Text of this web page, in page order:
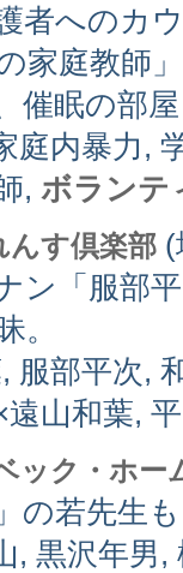
者へのカ
家庭教師
催眠の部
庭内暴力,
, ボランテ
んす倶楽部 (
ン「服部
。
服部平次,
遠山和葉,
ック・ホー
」の若先生
, 黒沢年男